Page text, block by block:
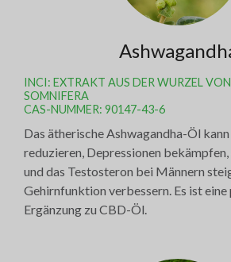
INCI: EXTRAKT AUS DER WURZEL
SOMNIFERA
CAS-NUMMER: 90147-43-6
Das ätherische Ashwagandha-Öl
reduzieren, Depressionen
und das Testosteron bei Männern
Gehirnfunktion verbessern. Es ist
Ergänzung zu CBD-Öl.